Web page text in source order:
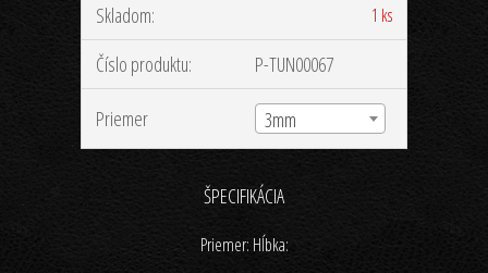
Skladom:
1 ks
Číslo produktu: P-TUN00067
Priemer 3mm
ŠPECIFIKÁCIA
Priemer: Hĺbka: